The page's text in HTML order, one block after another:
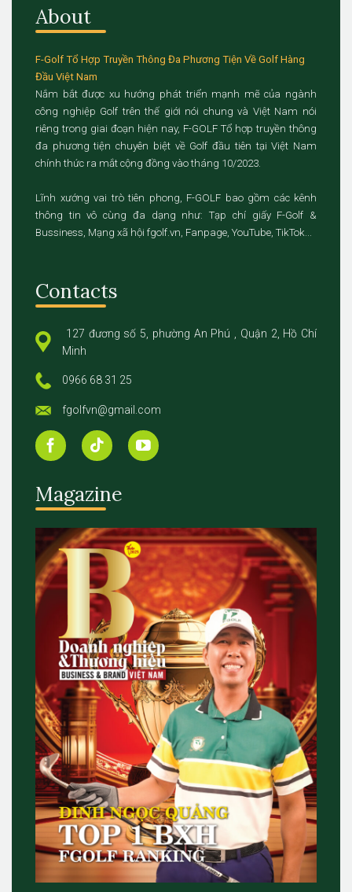
About
F-Golf Tổ Hợp Truyền Thông Đa Phương Tiện Về Golf Hàng
Đầu Việt Nam
Nắm bắt được xu hướng phát triển mạnh mẽ của ngành
công nghiệp Golf trên thế giới nói chung và Việt Nam nói
riêng trong giai đoạn hiện nay, F-GOLF Tổ hợp truyền thông
đa phương tiện chuyên biệt về Golf đầu tiên tại Việt Nam
chính thức ra mắt cộng đồng vào tháng 10/2023.
Lĩnh xướng vai trò tiên phong, F-GOLF bao gồm các kênh
thông tin vô cùng đa dạng như: Tạp chí giấy F-Golf &
Bussiness, Mạng xã hội fgolf.vn, Fanpage, YouTube, TikTok...
Contacts
127 đương số 5, phường An Phú , Quận 2, Hồ Chí
Minh
0966 68 31 25
fgolfvn@gmail.com
Magazine